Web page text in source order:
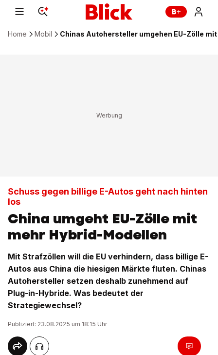
Home Mobil Chinas Autohersteller umgehen EU-Zölle
Schuss gegen billige E-Autos geht nach hinten
los
China umgeht EU-Zölle mit
mehr Hybrid-Modellen
Mit Strafzöllen will die EU verhindern, dass billige E-
Autos aus China die hiesigen Märkte fluten. Chinas
Autohersteller setzen deshalb zunehmend auf
Plug-in-Hybride. Was bedeutet der
Strategiewechsel?
Publiziert: 23.08.2025 um 18:15 Uhr